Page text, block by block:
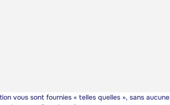
vous sont fournies « telles quelles », sans aucune